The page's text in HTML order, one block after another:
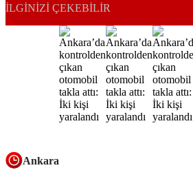
İLGINIZI ÇEKEBILIR
Ankara